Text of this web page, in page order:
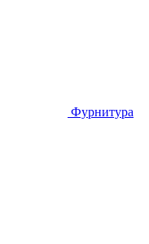
Фурнитура